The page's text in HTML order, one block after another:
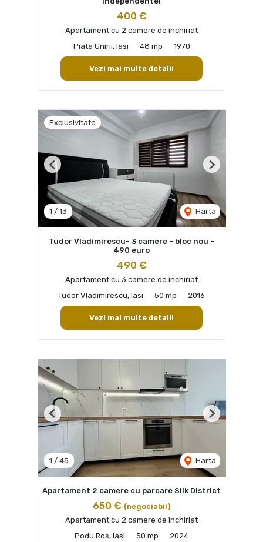
400 €
Apartament cu 2 camere de închiriat
Piata Unirii, Iasi
48 mp 1970
Vezi mai multe detalii
Exclusivitate
1 / 13 Harta
Previous Next
Tudor Vladimirescu- 3 camere - bloc nou -
490 euro
490 €
Apartament cu 3 camere de închiriat
Tudor Vladimirescu, Iasi
50 mp 2016
Vezi mai multe detalii
1 / 45 Harta
Previous Next
Apartament 2 camere cu parcare Silk District
650 € (negociabil)
Apartament cu 2 camere de închiriat
Podu Ros, Iasi
50 mp 2024